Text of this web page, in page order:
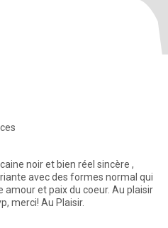
noir et bien réel sincère ,
avec des formes normal qui
amour et paix du coeur. Au plaisir
merci! Au Plaisir.